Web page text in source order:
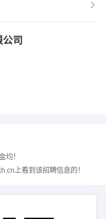
司
均！
上看到该招聘信息的！